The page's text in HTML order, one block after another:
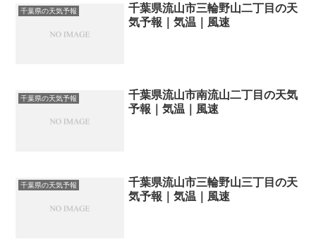
千葉県の天気予報
千葉県流山市三輪野山二丁目の天
気予報｜気温｜風速
千葉県の天気予報
千葉県流山市南流山二丁目の天気
予報｜気温｜風速
千葉県の天気予報
千葉県流山市三輪野山三丁目の天
気予報｜気温｜風速